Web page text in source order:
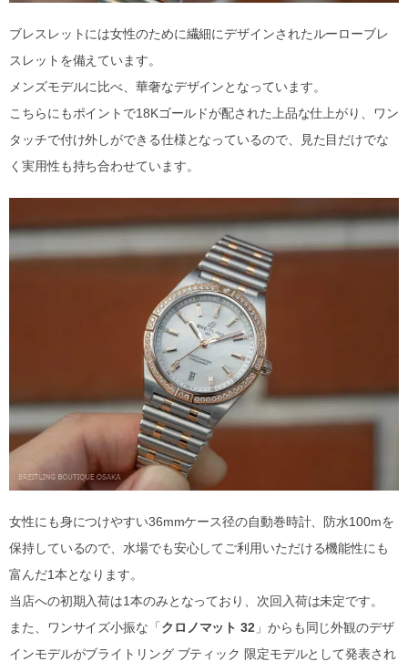
ブレスレットには女性のために繊細にデザインされたルーローブレ
スレットを備えています。
メンズモデルに比べ、華奢なデザインとなっています。
こちらにもポイントで18Kゴールドが配された上品な仕上がり、ワン
タッチで付け外しができる仕様となっているので、見た目だけでな
く実用性も持ち合わせています。
女性にも身につけやすい36mmケース径の自動巻時計、防水100mを
保持しているので、水場でも安心してご利用いただける機能性にも
富んだ1本となります。
当店への初期入荷は1本のみとなっており、次回入荷は未定です。
また、ワンサイズ小振な「クロノマット 32」からも同じ外観のデザ
インモデルがブライトリング ブティック 限定モデルとして発表され